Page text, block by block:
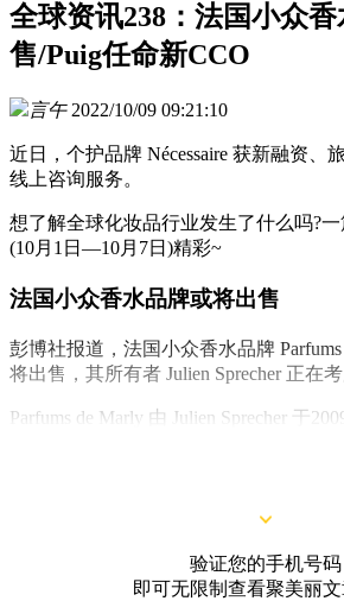
全球资讯238：法国小众
售/Puig任命新CCO
言午 2022/10/09 09:21:10
近日，个护品牌 Nécessaire 获新融资、
线上咨询服务。
想了解全球化妆品行业发生了什么吗?
(10月1日—10月7日)精彩~
法国小众香水品牌或将出售
彭博社报道，法国小众香水品牌
将出售，其所有者 Julien Sprecher 正在
Parfums de Marly 由 Julien Sprecher 于
验证您的手机号码
即可无限制查看聚美丽